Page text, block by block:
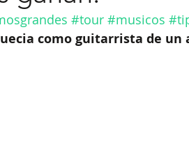
#tour #musicos
como guitarrista de